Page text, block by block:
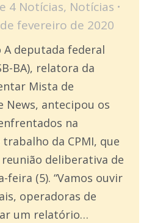
4 Notícias, Notícias
fevereiro de 2020
A deputada federal
BA), relatora da
Mista de
News, antecipou os
na
da CPMI, que
deliberativa de
feira (5). “Vamos ouvir
operadoras de
um relatório…